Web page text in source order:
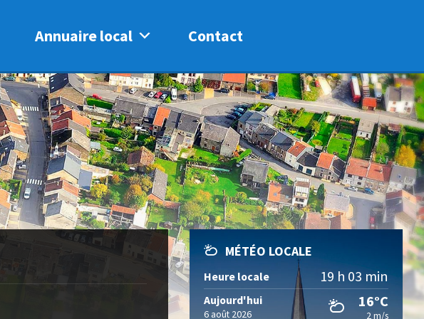
Annuaire local Contact
MÉTÉO LOCALE
Heure locale 19 h 03 min
Aujourd'hui
6 août 2026
16°C
2 m/s